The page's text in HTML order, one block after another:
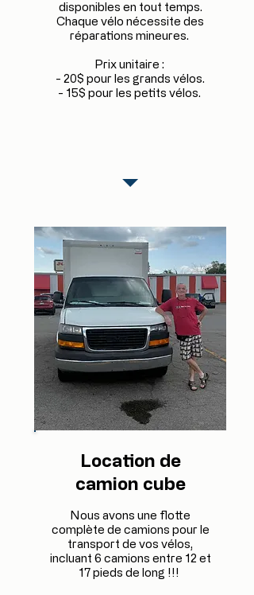
disponibles en tout temps.
Chaque vélo nécessite des
réparations mineures.
Prix unitaire :
- 20$ pour les grands vélos.
- 15$ pour les petits vélos.
Location de
camion cube
Nous avons une flotte
complète de camions pour le
transport de vos vélos,
incluant 6 camions entre 12 et
17 pieds de long !!!